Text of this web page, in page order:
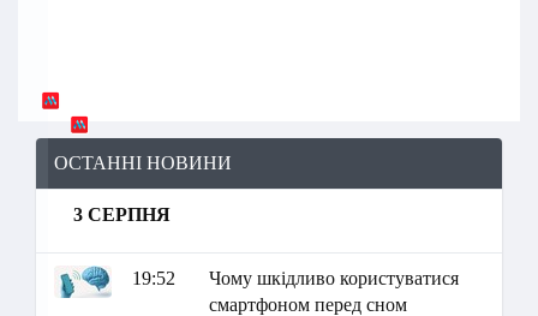
ОСТАННІ НОВИНИ
3 СЕРПНЯ
19:52
Чому шкідливо користуватися
смартфоном перед сном